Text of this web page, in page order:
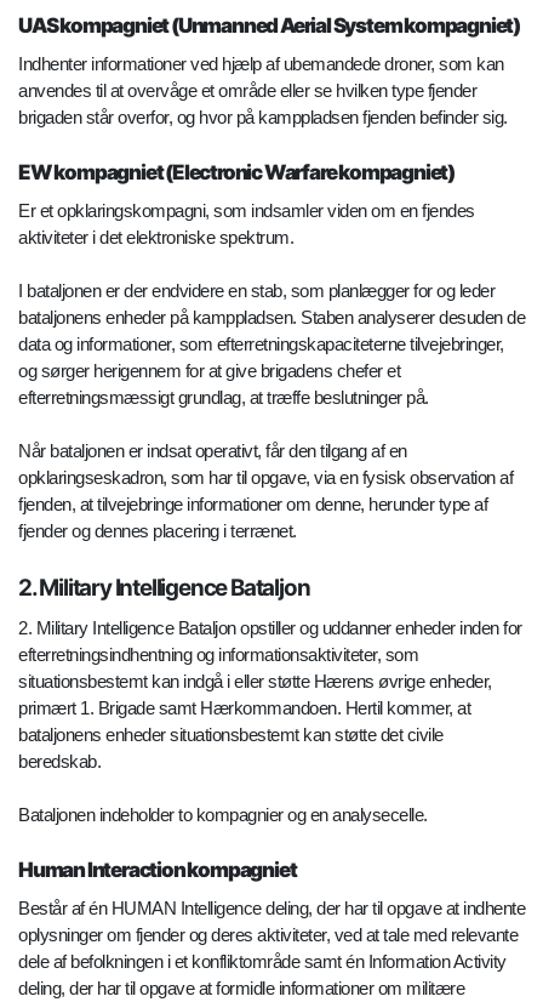
UAS kompagniet (Unmanned Aerial System kompagniet)
Indhenter informationer ved hjælp af ubemandede droner, som kan
anvendes til at overvåge et område eller se hvilken type fjender
brigaden står overfor, og hvor på kamppladsen fjenden befinder sig.
EW kompagniet (Electronic Warfare kompagniet)
Er et opklaringskompagni, som indsamler viden om en fjendes
aktiviteter i det elektroniske spektrum.
I bataljonen er der endvidere en stab, som planlægger for og leder
bataljonens enheder på kamppladsen. Staben analyserer desuden de
data og informationer, som efterretningskapaciteterne tilvejebringer,
og sørger herigennem for at give brigadens chefer et
efterretningsmæssigt grundlag, at træffe beslutninger på.
Når bataljonen er indsat operativt, får den tilgang af en
opklaringseskadron, som har til opgave, via en fysisk observation af
fjenden, at tilvejebringe informationer om denne, herunder type af
fjender og dennes placering i terrænet.
2. Military Intelligence Bataljon
2. Military Intelligence Bataljon opstiller og uddanner enheder inden for
efterretningsindhentning og informationsaktiviteter, som
situationsbestemt kan indgå i eller støtte Hærens øvrige enheder,
primært 1. Brigade samt Hærkommandoen. Hertil kommer, at
bataljonens enheder situationsbestemt kan støtte det civile
beredskab.
Bataljonen indeholder to kompagnier og en analysecelle.
Human Interaction kompagniet
Består af én HUMAN Intelligence deling, der har til opgave at indhente
oplysninger om fjender og deres aktiviteter, ved at tale med relevante
dele af befolkningen i et konfliktområde samt én Information Activity
deling, der har til opgave at formidle informationer om militære